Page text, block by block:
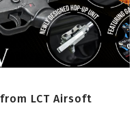
LCT Airsoft